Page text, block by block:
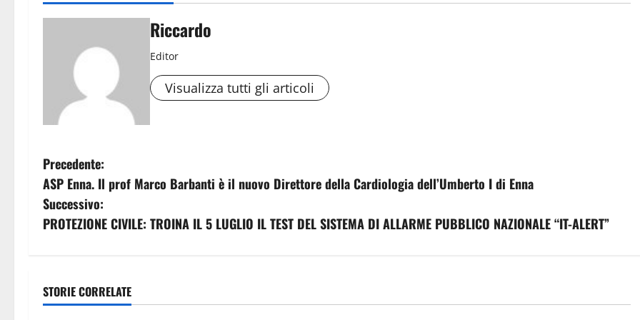
Riccardo
Editor
Visualizza tutti gli articoli
N
a
v
g
Precedente:
ASP Enna. Il prof Marco Barbanti è il nuovo Direttore della Cardiologia dell’Umberto I di Enna
Successivo:
PROTEZIONE CIVILE: TROINA IL 5 LUGLIO IL TEST DEL SISTEMA DI ALLARME PUBBLICO NAZIONALE “IT-ALERT”
STORIE CORRELATE
Agricoltura